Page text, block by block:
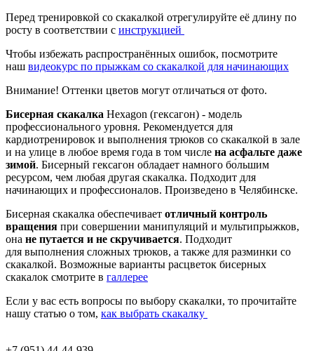
Перед тренировкой со скакалкой отрегулируйте её длину по
росту в соответствии с инструкцией
Чтобы избежать распространённых ошибок, посмотрите
наш видеокурс по прыжкам со скакалкой для начинающих
Внимание! Оттенки цветов могут отличаться от фото.
Бисерная скакалка Hexagon (гексагон) - модель
профессионального уровня. Рекомендуется для
кардиотренировок и выполнения трюков со скакалкой в зале
и на улице в любое время года в том числе на асфальте даже
зимой. Бисерный гексагон обладает намного бо́льшим
ресурсом, чем любая другая скакалка. Подходит для
начинающих и профессионалов. Произведено в Челябинске.
Бисерная скакалка обеспечивает отличный контроль
вращения при совершении манипуляций и мультипрыжков,
она не путается и не скручивается. Подходит
для выполнения сложных трюков, а также для разминки со
скакалкой. Возможные варианты расцветок бисерных
скакалок смотрите в галлерее
Если у вас есть вопросы по выбору скакалки, то прочитайте
нашу статью о том, как выбрать скакалку